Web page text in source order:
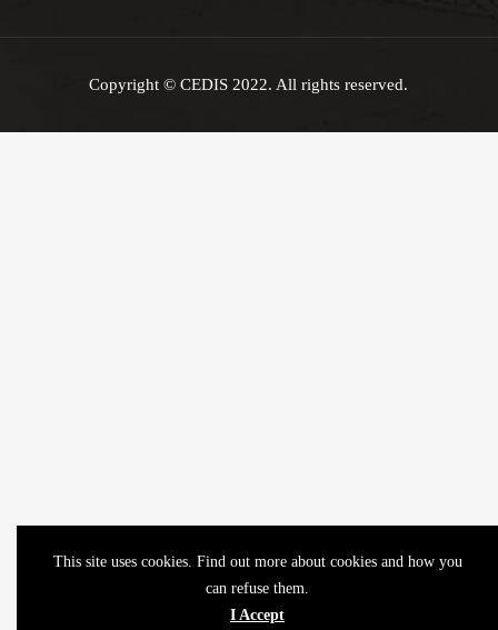
Copyright © CEDIS 2022. All rights reserved.
This site uses cookies. Find out more about cookies and how you
can refuse them.
I Accept